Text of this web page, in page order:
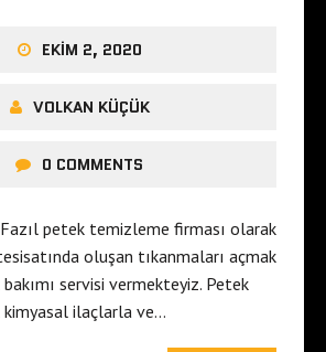
EKIM 2, 2020
VOLKAN KÜÇÜK
0 COMMENTS
petek temizleme firması olarak
oluşan tıkanmaları açmak
servisi vermekteyiz. Petek
ilaçlarla ve…